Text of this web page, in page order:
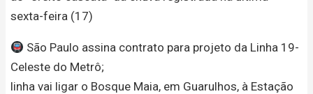
sexta-feira (17)
São Paulo assina contrato para projeto da Linha 19-
Celeste do Metrô;
linha vai ligar o Bosque Maia, em Guarulhos, à Estação